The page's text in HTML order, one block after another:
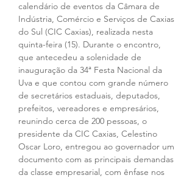
calendário de eventos da Câmara de
Indústria, Comércio e Serviços de Caxias
do Sul (CIC Caxias), realizada nesta
quinta-feira (15). Durante o encontro,
que antecedeu a solenidade de
inauguração da 34ª Festa Nacional da
Uva e que contou com grande número
de secretários estaduais, deputados,
prefeitos, vereadores e empresários,
reunindo cerca de 200 pessoas, o
presidente da CIC Caxias, Celestino
Oscar Loro, entregou ao governador um
documento com as principais demandas
da classe empresarial, com ênfase nos